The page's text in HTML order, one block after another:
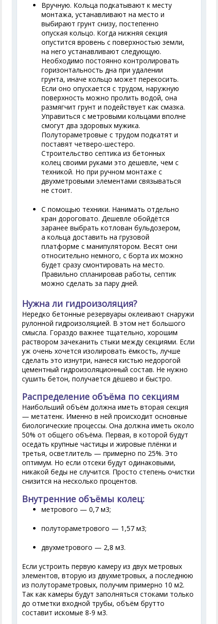
Вручную. Кольца подкатывают к месту
монтажа, устанавливают на место и
выбирают грунт снизу, постепенно
опуская кольцо. Когда нижняя секция
опустится вровень с поверхностью земли,
на него устанавливают следующую.
Необходимо постоянно контролировать
горизонтальность дна при удалении
грунта, иначе кольцо может перекосить.
Если оно опускается с трудом, наружную
поверхность можно пролить водой, она
размягчит грунт и подействует как смазка.
Управиться с метровыми кольцами вполне
смогут два здоровых мужика.
Полутораметровые с трудом подкатят и
поставят четверо-шестеро.
Строительство септика из бетонных
колец своими руками это дешевле, чем с
техникой. Но при ручном монтаже с
двухметровыми элементами связываться
не стоит.
С помощью техники. Нанимать отдельно
кран дороговато. Дешевле обойдётся
заранее выбрать котлован бульдозером,
а кольца доставить на грузовой
платформе с манипулятором. Весят они
относительно немного, с борта их можно
будет сразу смонтировать на место.
Правильно спланировав работы, септик
можно сделать за пару дней.
Нужна ли гидроизоляция?
Нередко бетонные резервуары оклеивают снаружи
рулонной гидроизоляцией. В этом нет большого
смысла. Гораздо важнее тщательно, хорошим
раствором зачеканить стыки между секциями. Если
уж очень хочется изолировать ёмкость, лучше
сделать это изнутри, нанеся кистью недорогой
цементный гидроизоляционный состав. Не нужно
сушить бетон, получается дёшево и быстро.
Распределение объёма по секциям
Наибольший объём должна иметь вторая секция
— метатенк. Именно в ней происходит основные
биологические процессы. Она должна иметь около
50% от общего объёма. Первая, в которой будут
оседать крупные частицы и жировые плёнки и
третья, осветлитель — примерно по 25%. Это
оптимум. Но если отсеки будут одинаковыми,
никакой беды не случится. Просто степень очистки
снизится на несколько процентов.
Внутренние объёмы колец:
метрового — 0,7 м3;
полутораметрового — 1,57 м3;
двухметрового — 2,8 м3.
Если устроить первую камеру из двух метровых
элементов, вторую из двухметровых, а последнюю
из полутораметровых, получим примерно 10 м2.
Так как камеры будут заполняться стоками только
до отметки входной трубы, объём брутто
составит искомые 8-9 м3.